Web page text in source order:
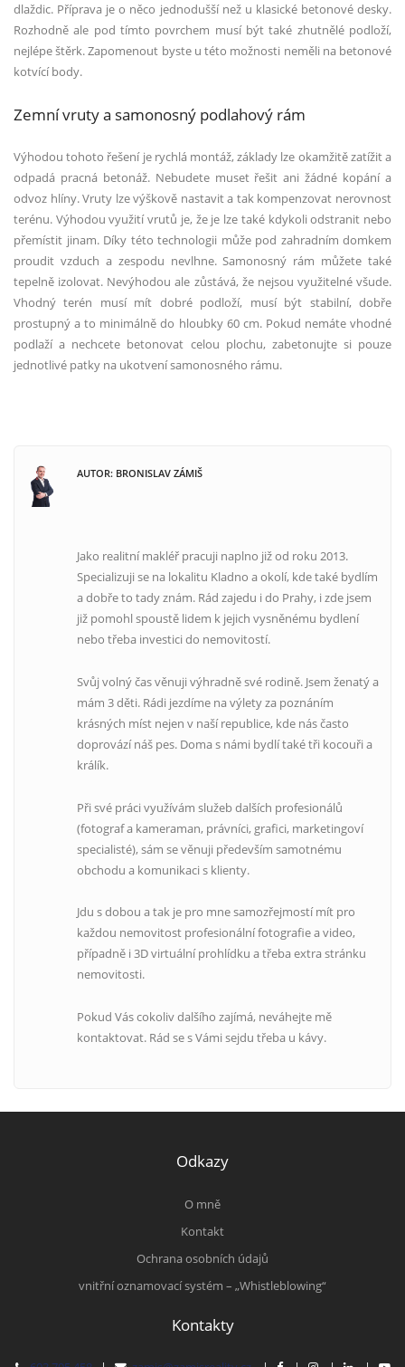
dlaždic. Příprava je o něco jednodušší než u klasické betonovédesky.
Rozhodně ale pod tímto povrchem musí být také zhutnělé podloží,
nejlépe štěrk. Zapomenout byste u této možnosti neměli na betonové
kotvící body.
Zemní vruty a samonosný podlahový rám
Výhodou tohoto řešení je rychlá montáž, základy lze okamžitě zatížit a
odpadá pracná betonáž. Nebudete muset řešit ani žádné kopání a
odvoz hlíny. Vruty lze výškově nastavit a tak kompenzovat nerovnost
terénu. Výhodou využití vrutů je, že je lze také kdykoli odstranit nebo
přemístit jinam. Díky této technologii může pod zahradním domkem
proudit vzduch a zespodu nevlhne. Samonosný rám můžete také
tepelně izolovat. Nevýhodou ale zůstává, že nejsou využitelné všude.
Vhodný terén musí mít dobré podloží, musí být stabilní, dobře
prostupnýa to minimálně do hloubky 60 cm. Pokud nemáte vhodné
podlaží a nechcete betonovat celou plochu, zabetonujte si pouze
jednotlivé patky na ukotvení samonosného rámu.
AUTOR: BRONISLAV ZÁMIŠ
Jako realitní makléř pracuji naplno již od roku 2013.
Specializuji se na lokalitu Kladno a okolí, kde také bydlím
a dobře to tady znám. Rád zajedu i do Prahy, i zde jsem
již pomohl spoustě lidem k jejich vysněnému bydlení
nebo třeba investici do nemovitostí.
Svůj volný čas věnuji výhradně své rodině. Jsem ženatý a
mám 3 děti. Rádi jezdíme na výlety za poznáním
krásných míst nejen v naší republice, kde nás často
doprovází náš pes. Doma s námi bydlí také tři kocouři a
králík.
Při své práci využívám služeb dalších profesionálů
(fotograf a kameraman, právníci, grafici, marketingoví
specialisté), sám se věnuji především samotnému
obchodu a komunikaci s klienty.
Jdu s dobou a tak je pro mne samozřejmostí mít pro
každou nemovitost profesionální fotografie a video,
případně i 3D virtuální prohlídku a třeba extra stránku
nemovitosti.
Pokud Vás cokoliv dalšího zajímá, neváhejte mě
kontaktovat. Rád se s Vámi sejdu třeba u kávy.
Odkazy
O mně
Kontakt
Ochrana osobních údajů
vnitřní oznamovací systém – „Whistleblowing“
Kontakty